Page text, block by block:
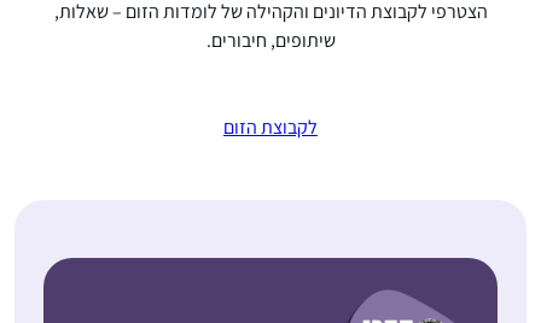
הצטרפי לקבוצת הדיונים והקהילה של לומדות הזום – שאלות,
שיתופים, חיבורים.
לקבוצת הזום